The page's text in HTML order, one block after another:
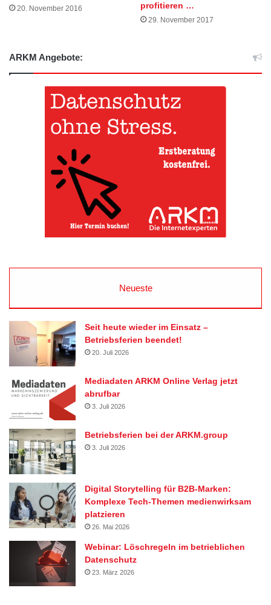
20. November 2016
profitieren …
29. November 2017
ARKM Angebote:
Neueste
Seit heute wieder im Einsatz –
Betriebsferien beendet!
20. Juli 2026
Mediadaten ARKM Online Verlag jetzt
abrufbar
3. Juli 2026
Betriebsferien bei der ARKM.group
3. Juli 2026
Digital Storytelling für B2B-Marken:
Komplexe Tech-Themen medienwirksam
platzieren
26. Mai 2026
Webinar: Löschregeln im betrieblichen
Datenschutz
23. März 2026